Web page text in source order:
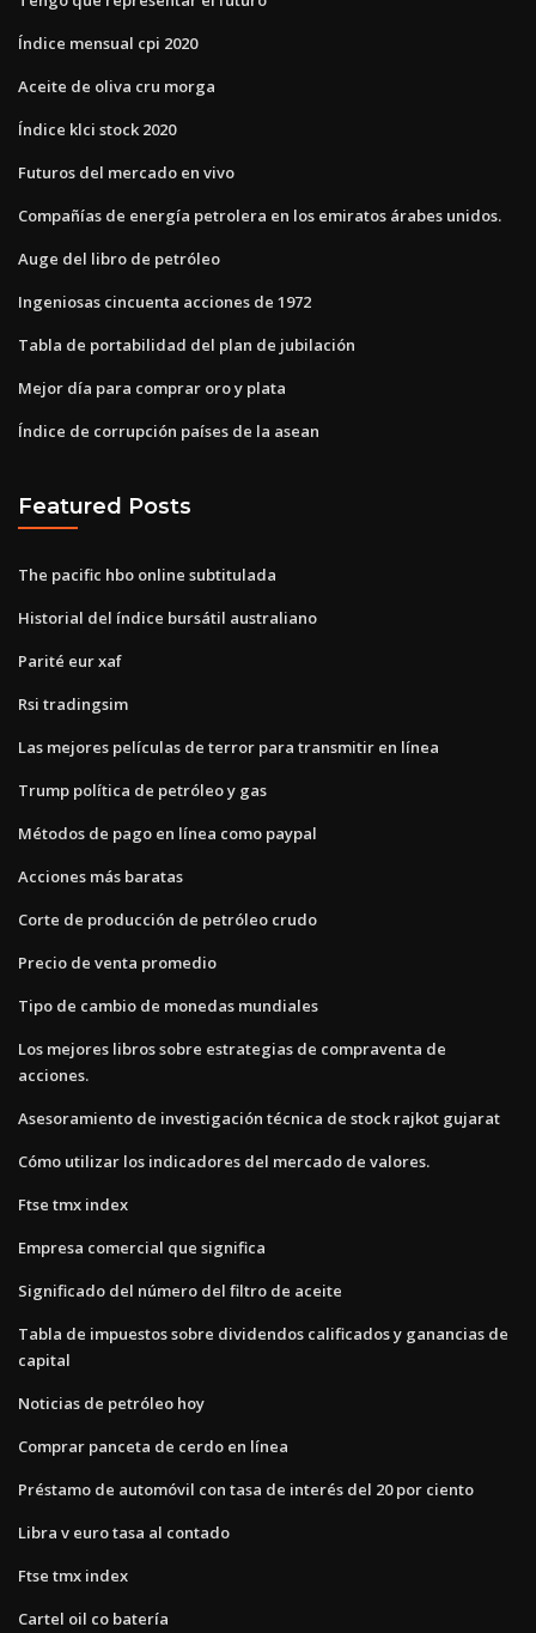
Índice mensual cpi 2020
Aceite de oliva cru morga
Índice klci stock 2020
Futuros del mercado en vivo
Compañías de energía petrolera en los emiratos árabes unidos.
Auge del libro de petróleo
Ingeniosas cincuenta acciones de 1972
Tabla de portabilidad del plan de jubilación
Mejor día para comprar oro y plata
Índice de corrupción países de la asean
Featured Posts
The pacific hbo online subtitulada
Historial del índice bursátil australiano
Parité eur xaf
Rsi tradingsim
Las mejores películas de terror para transmitir en línea
Trump política de petróleo y gas
Métodos de pago en línea como paypal
Acciones más baratas
Corte de producción de petróleo crudo
Precio de venta promedio
Tipo de cambio de monedas mundiales
Los mejores libros sobre estrategias de compraventa de
acciones.
Asesoramiento de investigación técnica de stock rajkot gujarat
Cómo utilizar los indicadores del mercado de valores.
Ftse tmx index
Empresa comercial que significa
Significado del número del filtro de aceite
Tabla de impuestos sobre dividendos calificados y ganancias de
capital
Noticias de petróleo hoy
Comprar panceta de cerdo en línea
Préstamo de automóvil con tasa de interés del 20 por ciento
Libra v euro tasa al contado
Ftse tmx index
Cartel oil co batería